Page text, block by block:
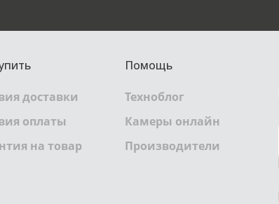
доставки
оплаты
на товар
Помощь
Техноблог
Камеры онлайн
Производители